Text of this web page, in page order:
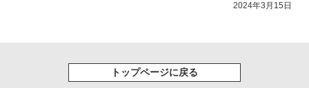
2024年3月15日
トップページに戻る